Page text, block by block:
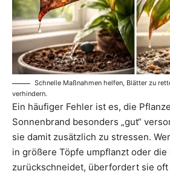
Schnelle Maßnahmen helfen, Blätter zu
verhindern.
Ein häufiger Fehler ist es, die
Sonnenbrand besonders „gut“
sie damit zusätzlich zu stressen.
in größere Töpfe umpflanzt oder die
zurückschneidet, überfordert sie oft